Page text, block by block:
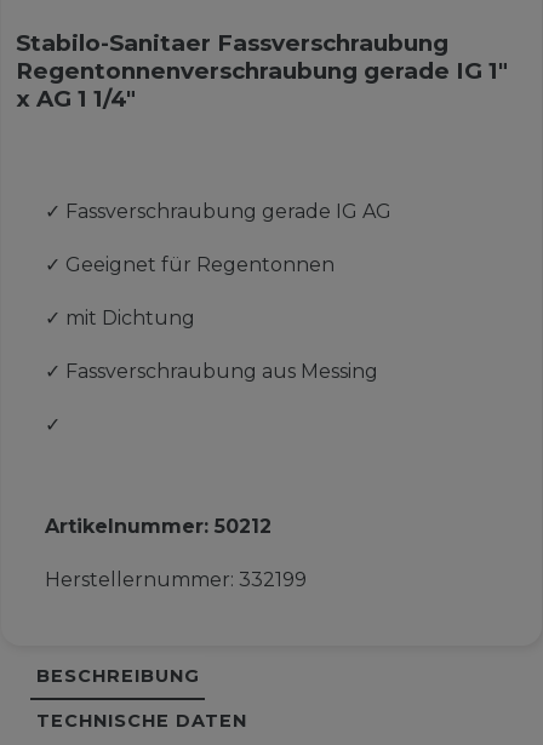
Stabilo-Sanitaer Fassverschraubung
Regentonnenverschraubung gerade IG 1"
x AG 1 1/4"
✓ Fassverschraubung gerade IG AG
✓ Geeignet für Regentonnen
✓ mit Dichtung
✓ Fassverschraubung aus Messing
✓
Artikelnummer: 50212
Herstellernummer: 332199
BESCHREIBUNG
TECHNISCHE DATEN